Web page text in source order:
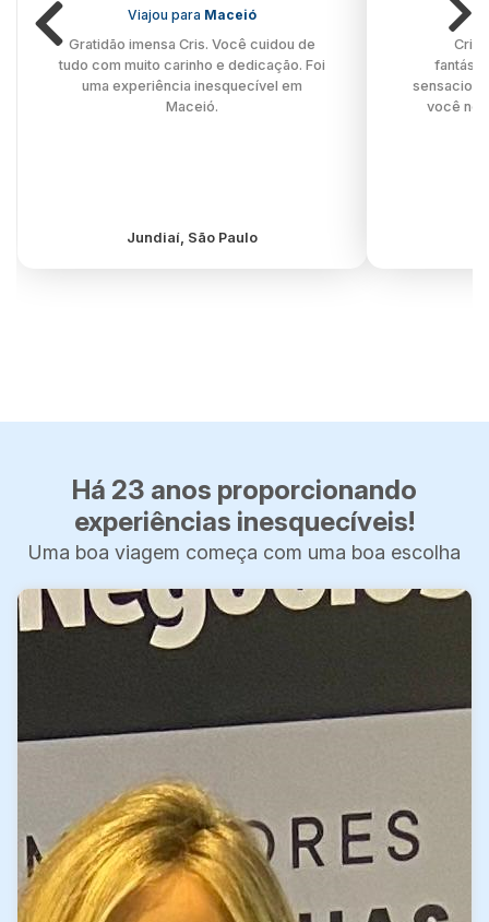
Viajou para Maceió
Gratidão imensa Cris. Você cuidou de
tudo com muito carinho e dedicação. Foi
uma experiência inesquecível em
Maceió.
Jundiaí, São Paulo
Cris,
você
Há 23 anos proporcionando
experiências inesquecíveis!
Uma boa viagem começa com uma boa escolha